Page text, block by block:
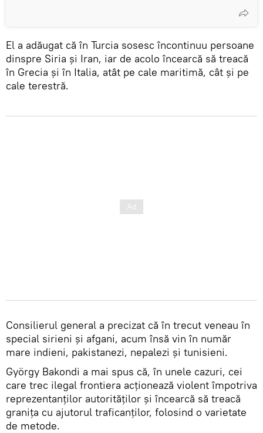
El a adăugat că în Turcia sosesc încontinuu persoane
dinspre Siria şi Iran, iar de acolo încearcă să treacă
în Grecia şi în Italia, atât pe cale maritimă, cât şi pe
cale terestră.
Consilierul general a precizat că în trecut veneau în
special sirieni şi afgani, acum însă vin în număr
mare indieni, pakistanezi, nepalezi şi tunisieni.
György Bakondi a mai spus că, în unele cazuri, cei
care trec ilegal frontiera acţionează violent împotriva
reprezentanţilor autorităţilor şi încearcă să treacă
graniţa cu ajutorul traficanţilor, folosind o varietate
de metode.